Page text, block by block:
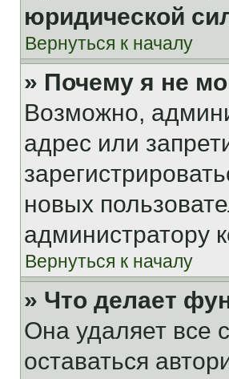
юридической
Вернуться к началу
» Почему я не
Возможно,
адрес или
новых
администратору
Вернуться к началу
» Что делает
Она удаляет все
оставаться